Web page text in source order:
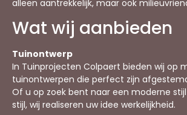
alleen aantrekkelijk, maar ook
Wat wij aanbieden
Tuinontwerp
In Tuinprojecten Colpaert bieden wij op
tuinontwerpen die perfect zijn
Of u op zoek bent naar een moderne
stijl, wij realiseren uw idee werkelijkheid.